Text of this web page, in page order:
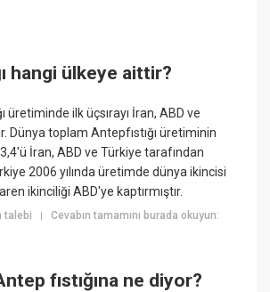
hangi ülkeye aittir?
üretiminde ilk üçsırayı İran, ABD ve
Dünya toplam Antepfıstığı üretiminin
İran, ABD ve Türkiye tarafından
2006 yılında üretimde dünya ikincisi
ikinciliği ABD'ye kaptırmıştır.
talebi |Cevabın tamamını burada okuyun:
fıstığına ne diyor?